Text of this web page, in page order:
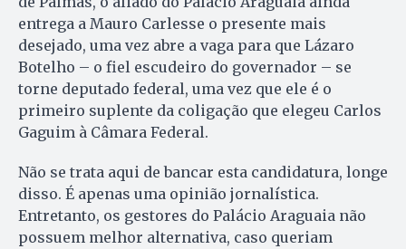
entrega a Mauro Carlesse o presente mais
desejado, uma vez abre a vaga para que Lázaro
Botelho – o fiel escudeiro do governador – se
torne deputado federal, uma vez que ele é o
primeiro suplente da coligação que elegeu Carlos
Gaguim à Câmara Federal.
Não se trata aqui de bancar esta candidatura, longe
disso. É apenas uma opinião jornalística.
Entretanto, os gestores do Palácio Araguaia não
possuem melhor alternativa, caso queriam